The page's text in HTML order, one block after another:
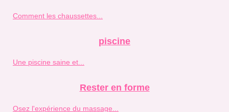
Comment les chaussettes...
piscine
Une piscine saine et...
Rester en forme
Osez l'expérience du massage...